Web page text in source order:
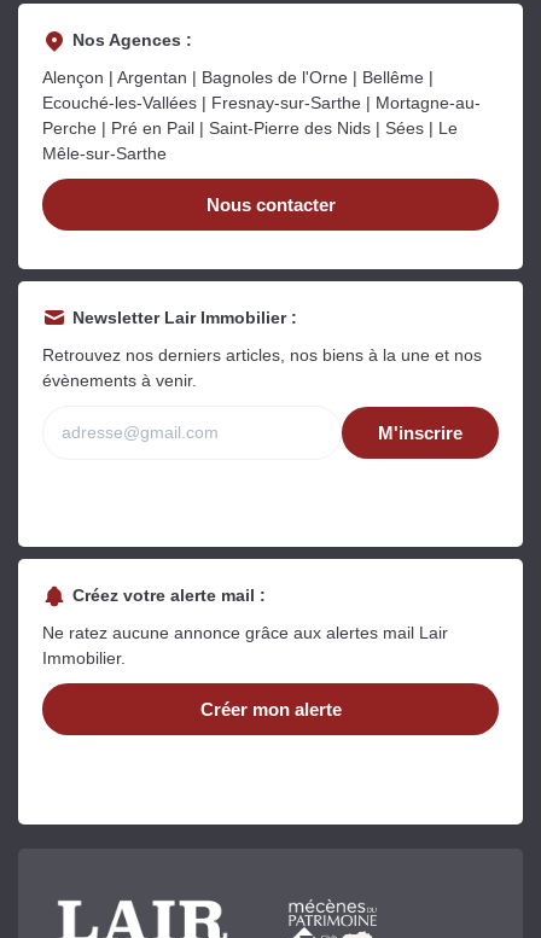
Gratuit
Estimez votre bien en ligne.
Rapide et gratuit, recevez votre estimation
en quelques clics.
Estimer mon bien maintenant
Nos Agences :
Alençon | Argentan | Bagnoles de l'Orne | Bellême |
Ecouché-les-Vallées | Fresnay-sur-Sarthe | Mortagne-au-
Perche | Pré en Pail | Saint-Pierre des Nids | Sées | Le
Mêle-sur-Sarthe
Nous contacter
Newsletter Lair Immobilier :
Retrouvez nos derniers articles, nos biens à la une et nos
évènements à venir.
M'inscrire
Créez votre alerte mail :
Ne ratez aucune annonce grâce aux alertes mail Lair
Immobilier.
Créer mon alerte